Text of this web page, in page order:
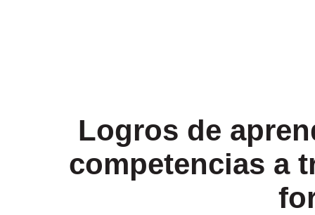
Logros de
competencias a